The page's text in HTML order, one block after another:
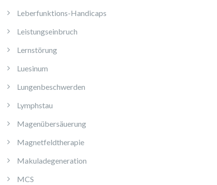
Leberfunktions-Handicaps
Leistungseinbruch
Lernstörung
Luesinum
Lungenbeschwerden
Lymphstau
Magenübersäuerung
Magnetfeldtherapie
Makuladegeneration
MCS